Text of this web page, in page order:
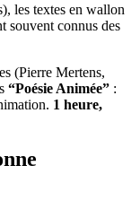
les textes en wallon
souvent connus des
(Pierre Mertens,
“Poésie Animée” :
1 heure,